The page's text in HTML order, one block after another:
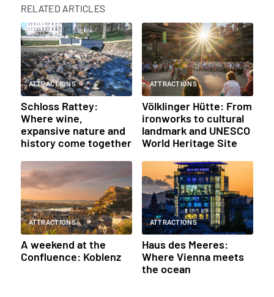
RELATED ARTICLES
ATTRACTIONS
Schloss Rattey:
Where wine,
expansive nature and
history come together
ATTRACTIONS
Völklinger Hütte: From
ironworks to cultural
landmark and UNESCO
World Heritage Site
ATTRACTIONS
A weekend at the
Confluence: Koblenz
ATTRACTIONS
Haus des Meeres:
Where Vienna meets
the ocean